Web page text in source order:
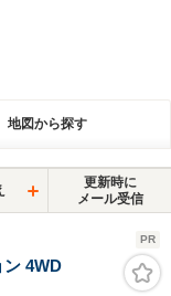
地図から探す
更新時に
メール受信
PR
ン 4WD